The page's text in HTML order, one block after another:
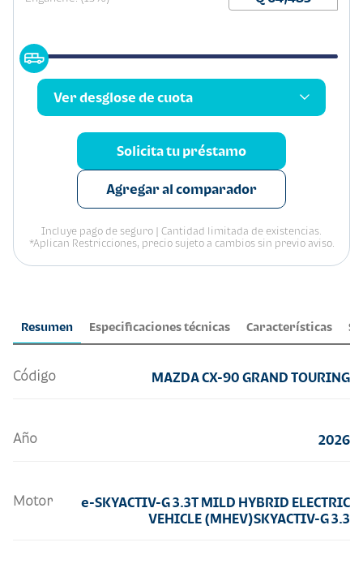
Resumen Especificaciones técnicas Características
Código MAZDA CX-90 GRAND TOURING
Año 2026
Motor
e-SKYACTIV-G 3.3T MILD HYBRID ELECTRIC
VEHICLE (MHEV)SKYACTIV-G 3.3
Ver desglose de cuota
Solicita tu préstamo
Agregar al comparador
Incluye pago de seguro | Cantidad limitada de existencias.
*Aplican Restricciones, precio sujeto a cambios sin previo aviso.